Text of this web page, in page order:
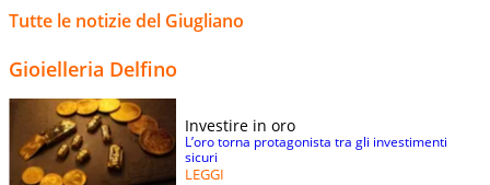
Tutte le notizie del Giugliano
Gioielleria Delfino
Investire in oro
L’oro torna protagonista tra gli investimenti
sicuri
LEGGI